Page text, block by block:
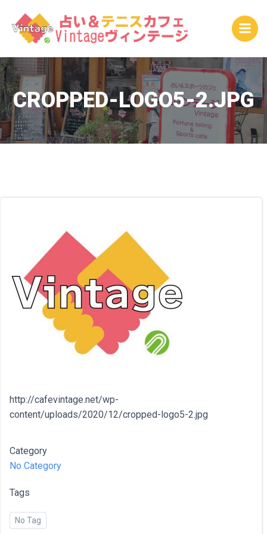
ン
テ
ツ
へ
ス
キ
ッ
プ
CROPPED-LOGO5-2.JPG
http://cafevintage.net/wp-
content/uploads/2020/12/cropped-logo5-2.jpg
Category
No Category
Tags
No Tag